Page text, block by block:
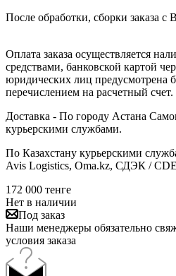
После обработки, сборки заказа с
Оплата заказа осуществляется
средствами, банковской картой
юридических лиц предусмотрена
перечислением на расчетный счет.
Доставка - По городу Астана
курьерскими службами.
По Казахстану курьерскими
Avis Logistics, Oma.kz, СДЭК /
172 000 тенге
Нет в наличии
Под заказ
Наши менеджеры обязательно
условия заказа